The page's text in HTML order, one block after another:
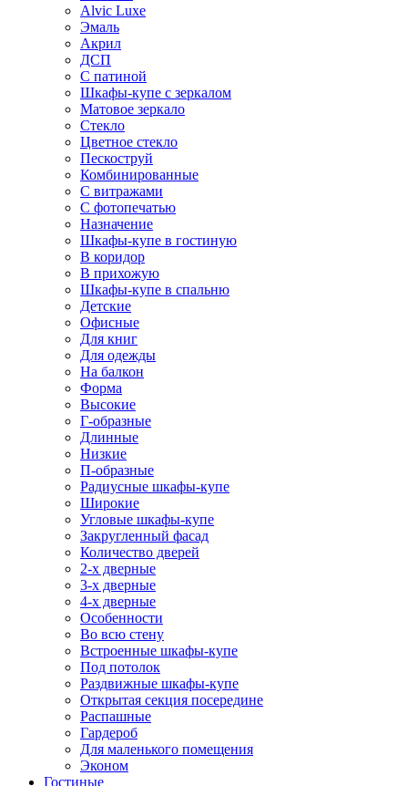
Alvic Luxe
Эмаль
Акрил
ДСП
С патиной
Шкафы-купе с зеркалом
Матовое зеркало
Стекло
Цветное стекло
Пескоструй
Комбинированные
С витражами
С фотопечатью
Назначение
Шкафы-купе в гостиную
В коридор
В прихожую
Шкафы-купе в спальню
Детские
Офисные
Для книг
Для одежды
На балкон
Форма
Высокие
Г-образные
Длинные
Низкие
П-образные
Радиусные шкафы-купе
Широкие
Угловые шкафы-купе
Закругленный фасад
Количество дверей
2-х дверные
3-х дверные
4-х дверные
Особенности
Во всю стену
Встроенные шкафы-купе
Под потолок
Раздвижные шкафы-купе
Открытая секция посередине
Распашные
Гардероб
Для маленького помещения
Эконом
Гостиные